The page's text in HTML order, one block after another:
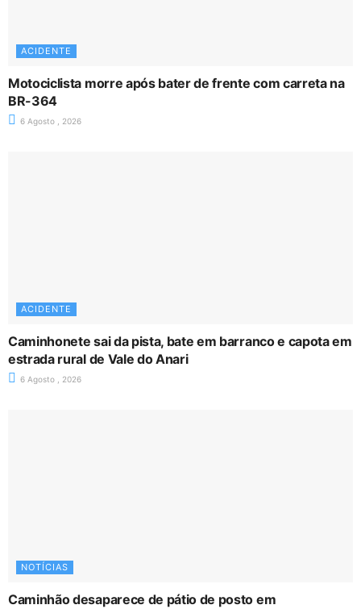
ACIDENTE
Motociclista morre após bater de frente com carreta na
BR-364
6 Agosto , 2026
ACIDENTE
Caminhonete sai da pista, bate em barranco e capota em
estrada rural de Vale do Anari
6 Agosto , 2026
NOTÍCIAS
Caminhão desaparece de pátio de posto em